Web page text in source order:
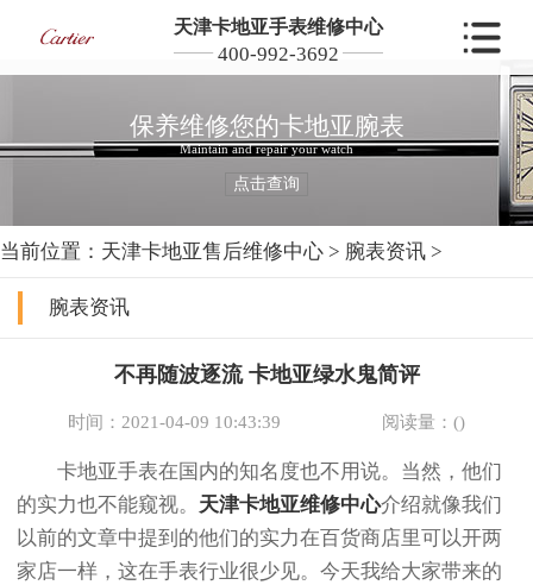
天津卡地亚手表维修中心
400-992-3692
保养维修您的卡地亚腕表
Maintain and repair your watch
点击查询
当前位置： 天津卡地亚售后维修中心 > 腕表资讯 >
腕表资讯
不再随波逐流 卡地亚绿水鬼简评
时间：2021-04-09 10:43:39 阅读量：()
卡地亚手表在国内的知名度也不用说。当然，他们
的实力也不能窥视。 天津卡地亚维修中心介绍就像我们
以前的文章中提到的他们的实力在百货商店里可以开两
家店一样，这在手表行业很少见。今天我给大家带来的